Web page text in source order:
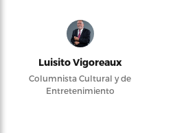
Luisito Vigoreaux
Columnista Cultural y de
Entretenimiento